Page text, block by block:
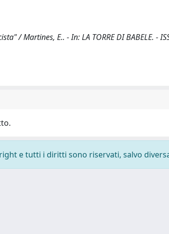
/ Martines, E.. - In: LA TORRE DI BABELE. -
e tutti i diritti sono riservati, salvo